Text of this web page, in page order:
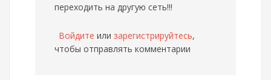
переходить на другую сеть!!!
Войдите или зарегистрируйтесь,
чтобы отправлять комментарии